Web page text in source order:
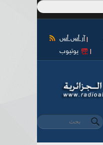
آر أس أس
يوتيوب
استمارة البحث
‏بحث ‏